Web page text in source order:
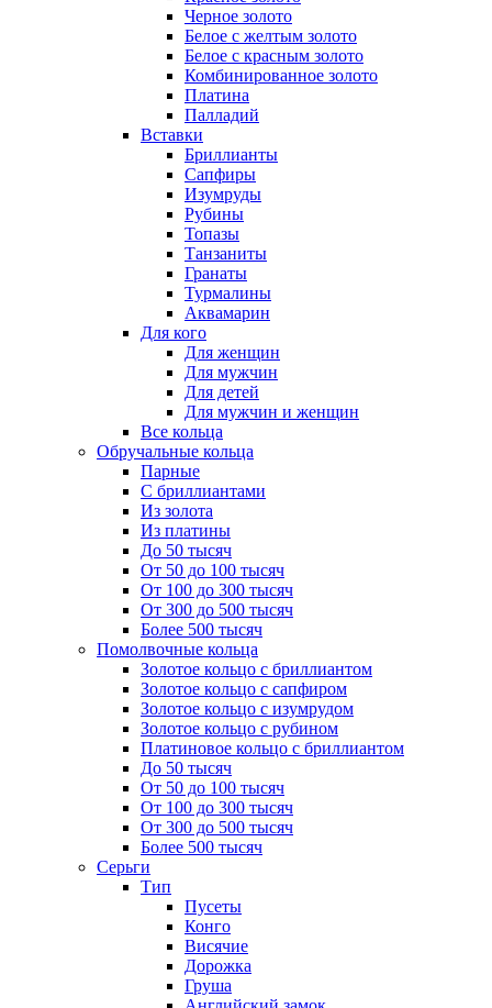
Черное золото
Белое с желтым золото
Белое с красным золото
Комбинированное золото
Платина
Палладий
Вставки
Бриллианты
Сапфиры
Изумруды
Рубины
Топазы
Танзаниты
Гранаты
Турмалины
Аквамарин
Для кого
Для женщин
Для мужчин
Для детей
Для мужчин и женщин
Все кольца
Обручальные кольца
Парные
С бриллиантами
Из золота
Из платины
До 50 тысяч
От 50 до 100 тысяч
От 100 до 300 тысяч
От 300 до 500 тысяч
Более 500 тысяч
Помолвочные кольца
Золотое кольцо с бриллиантом
Золотое кольцо с сапфиром
Золотое кольцо с изумрудом
Золотое кольцо с рубином
Платиновое кольцо с бриллиантом
До 50 тысяч
От 50 до 100 тысяч
От 100 до 300 тысяч
От 300 до 500 тысяч
Более 500 тысяч
Серьги
Тип
Пусеты
Конго
Висячие
Дорожка
Груша